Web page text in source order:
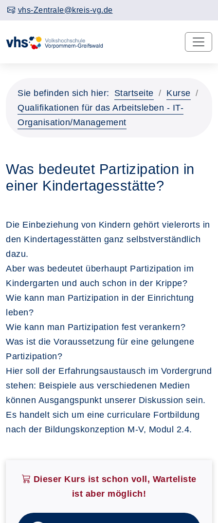
vhs-Zentrale@kreis-vg.de
Sie befinden sich hier: Startseite
Kurse
Qualifikationen für das Arbeitsleben - IT-
Organisation/Management
Was bedeutet Partizipation in
einer Kindertagesstätte?
Die Einbeziehung von Kindern gehört vielerorts in
den Kindertagesstätten ganz selbstverständlich
dazu.
Aber was bedeutet überhaupt Partizipation im
Kindergarten und auch schon in der Krippe?
Wie kann man Partizipation in der Einrichtung
leben?
Wie kann man Partizipation fest verankern?
Was ist die Voraussetzung für eine gelungene
Partizipation?
Hier soll der Erfahrungsaustausch im Vordergrund
stehen: Beispiele aus verschiedenen Medien
können Ausgangspunkt unserer Diskussion sein.
Es handelt sich um eine curriculare Fortbildung
nach der Bildungskonzeption M-V, Modul 2.4.
Dieser Kurs ist schon voll, Warteliste
ist aber möglich!